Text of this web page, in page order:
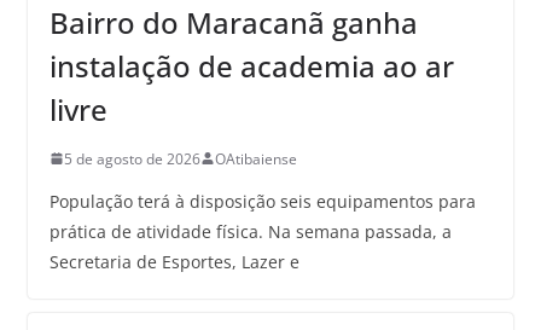
Bairro do Maracanã ganha
instalação de academia ao ar
livre
5 de agosto de 2026 OAtibaiense
População terá à disposição seis equipamentos para
prática de atividade física. Na semana passada, a
Secretaria de Esportes, Lazer e